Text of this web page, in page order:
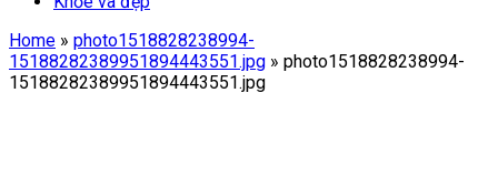
Home » photo1518828238994-
15188282389951894443551.jpg » photo1518828238994-
15188282389951894443551.jpg